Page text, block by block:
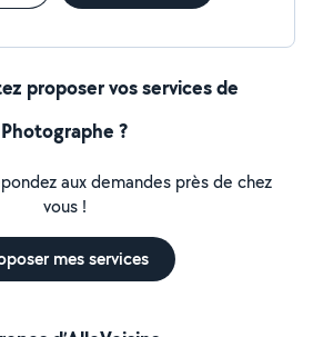
proposer vos services de
Photographe ?
aux demandes près de chez
vous !
mes services